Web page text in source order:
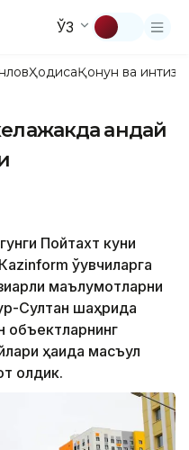
ЎЗ
ҲодисаҚонун ва
қандай
Пойтахт куни
ўқувчиларга
маълумотларни
Султан шаҳрида
объектларнинг
ҳақида масъул
олдик.